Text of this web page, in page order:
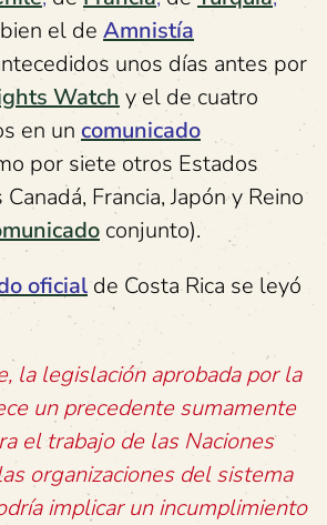
el de Amnistía
unos días antes por
Watch y el de cuatro
en un comunicado
por siete otros Estados
Francia, Japón y Reino
conjunto).
oficial de Costa Rica se leyó
la legislación aprobada por la
un precedente sumamente
el trabajo de las Naciones
organizaciones del sistema
implicar un incumplimiento